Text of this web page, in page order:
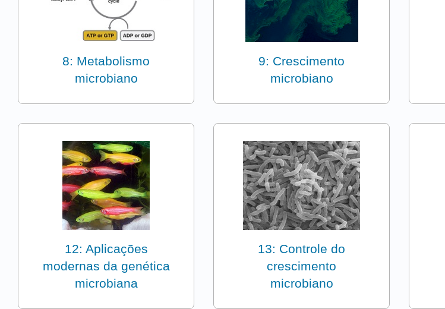
8: Metabolismo
microbiano
9: Crescimento
microbiano
12: Aplicações
modernas da genética
microbiana
13: Controle do
crescimento
microbiano